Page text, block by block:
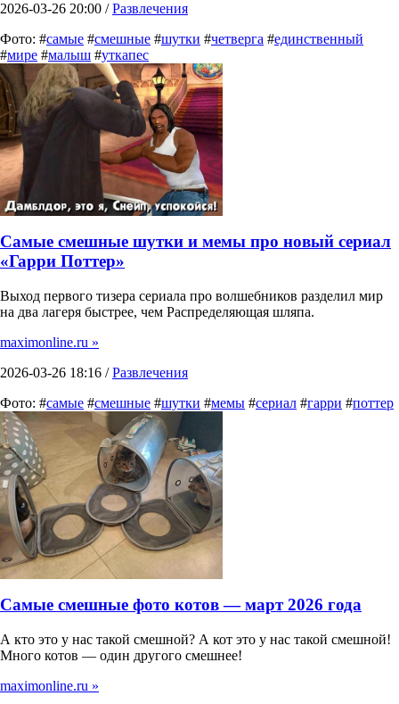
2026-03-26 20:00 /Развлечения
Фото: #самые #смешные #шутки #четверга #единственный
#мире #малыш #уткапес
Самые смешные шутки и мемы про новый сериал
«Гарри Поттер»
Выход первого тизера сериала про волшебников разделил мир
на два лагеря быстрее, чем Распределяющая шляпа.
maximonline.ru »
2026-03-26 18:16 /Развлечения
Фото: #самые #смешные #шутки #мемы #сериал #гарри #поттер
Самые смешные фото котов — март 2026 года
А кто это у нас такой смешной? А кот это у нас такой смешной!
Много котов — один другого смешнее!
maximonline.ru »